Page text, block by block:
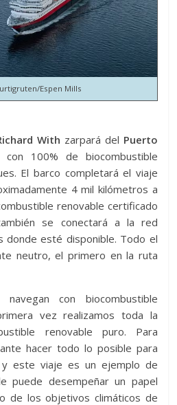
Espen Mills
With zarpará del Puerto
con 100% de biocombustible
El barco completará el viaje
4 mil kilómetros a
renovable certificado
se conectará a la red
donde esté disponible. Todo el
neutro, el primero en la ruta
con biocombustible
vez realizamos toda la
renovable puro. Para
hacer todo lo posible para
y este viaje es un ejemplo de
puede desempeñar un papel
de los objetivos climáticos de